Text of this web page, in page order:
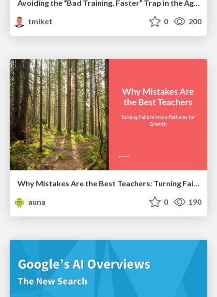
Avoiding the “Bad Training, Faster” Trap in the Age of AI
tmiket
0 200
Why Mistakes Are the Best Teachers: Turning Failure into a Pathway for Growth
auna
0 190